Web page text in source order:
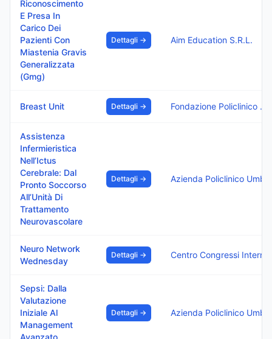
Riconoscimento
E Presa In
Carico Dei
Pazienti Con
Miastenia Gravis
Generalizzata
(Gmg)
Dettagli → Aim Education S.R.L.
Breast Unit Dettagli → Fondazione Policlinico Di Monza
Assistenza
Infermieristica
Nell’Ictus
Cerebrale: Dal
Pronto Soccorso
All’Unità Di
Trattamento
Neurovascolare
Dettagli →
Neuro Network
Wednesday
Dettagli →
Sepsi: Dalla
Valutazione
Iniziale Al
Management
Avanzato
Dettagli →